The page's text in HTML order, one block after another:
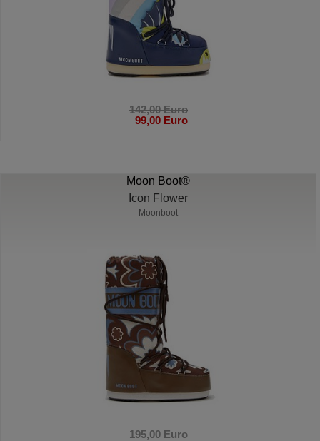
142,00 Euro
99,00 Euro
Moon Boot®
Icon Flower
Moonboot
195,00 Euro